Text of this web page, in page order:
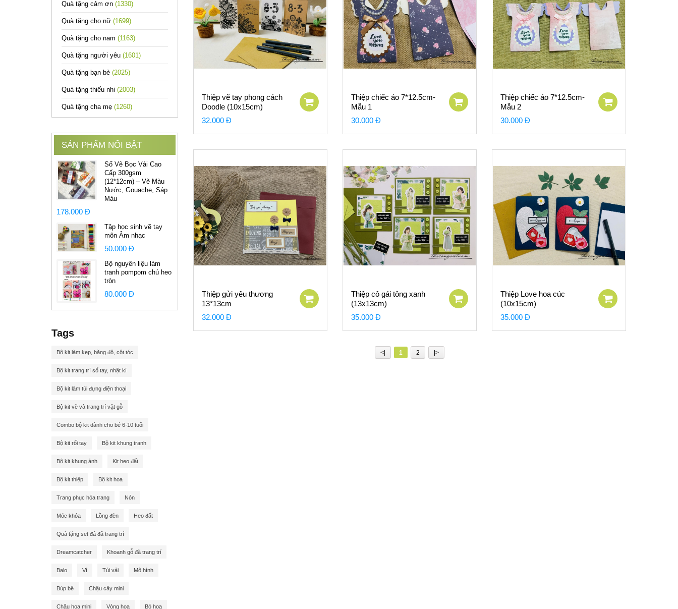
Quà tặng cảm ơn (1330)
Quà tặng cho nữ (1699)
Quà tặng cho nam (1163)
Quà tặng người yêu (1601)
Quà tặng bạn bè (2025)
Quà tặng thiếu nhi (2003)
Quà tặng cha mẹ (1260)
SẢN PHẨM NỔI BẬT
Sổ Vẽ Bọc Vải Cao
Cấp 300gsm
(12*12cm) – Vẽ Màu
Nước, Gouache, Sáp
Màu
178.000 Đ
Tập học sinh vẽ tay
môn Âm nhạc
50.000 Đ
Bộ nguyên liệu làm
tranh pompom chú heo
tròn
80.000 Đ
Tags
Bộ kit làm kẹp, băng đô, cột tóc
Bộ kit trang trí sổ tay, nhật kí
Bộ kit làm túi đựng điện thoại
Bộ kit vẽ và trang trí vật gỗ
Combo bộ kit dành cho bé 6-10 tuổi
Bộ kit rối tay Bộ kit khung tranh
Bộ kit khung ảnh Kit heo đất
Bộ kit thiệp Bộ kit hoa
Trang phục hóa trang Nón
Móc khóa Lồng đèn Heo đất
Quà tặng set đá đã trang trí
Dreamcatcher Khoanh gỗ đã trang trí
Balo Ví Túi vải Mô hình
Búp bê Chậu cây mini
Chậu hoa mini Vòng hoa Bó hoa
Thiệp vẽ tay phong cách
Doodle (10x15cm)
32.000 Đ
Thiệp chiếc áo 7*12.5cm-
Mẫu 1
30.000 Đ
Thiệp chiếc áo 7*12.5cm-
Mẫu 2
30.000 Đ
Thiệp gửi yêu thương
13*13cm
32.000 Đ
Thiệp cô gái tông xanh
(13x13cm)
35.000 Đ
Thiệp Love hoa cúc
(10x15cm)
35.000 Đ
<| 1 2 |>